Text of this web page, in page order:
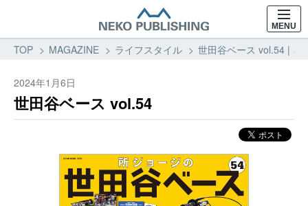
MENU
TOP MAGAZINE ライフスタイル 世田谷ベース vol.54 | ネ
2024年1月6日
世田谷ベース vol.54